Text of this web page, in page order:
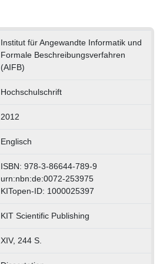
Institut für Angewandte Informatik und
Formale Beschreibungsverfahren
(AIFB)
Hochschulschrift
2012
Englisch
ISBN: 978-3-86644-789-9
urn:nbn:de:0072-253975
KITopen-ID: 1000025397
KIT Scientific Publishing
XIV, 244 S.